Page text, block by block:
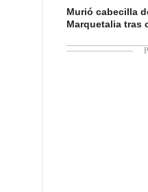
Murió cabecilla
Marquetalia tras